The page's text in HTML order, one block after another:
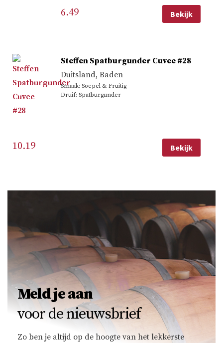
6.49 Bekijk
Steffen Spatburgunder Cuvee #28
Duitsland, Baden
Smaak: Soepel & Fruitig
Druif: Spatburgunder
10.19 Bekijk
Meld je aan
voor de nieuwsbrief
Zo ben je altijd op de hoogte van het lekkerste